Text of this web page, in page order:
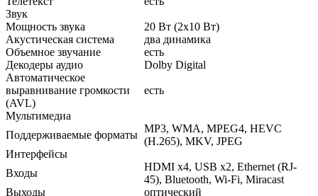
Звук
Мощность звука
20 Вт (2х10 Вт)
Акустическая система
два динамика
Объемное звучание
есть
Декодеры аудио
Dolby Digital
Автоматическое
выравнивание громкости
(AVL)
есть
Мультимедиа
Поддерживаемые форматы
MP3, WMA, MPEG4, HEVC
(H.265), MKV, JPEG
Интерфейсы
Входы
HDMI x4, USB x2, Ethernet (RJ-
45), Bluetooth, Wi-Fi, Miracast
Выходы
оптический